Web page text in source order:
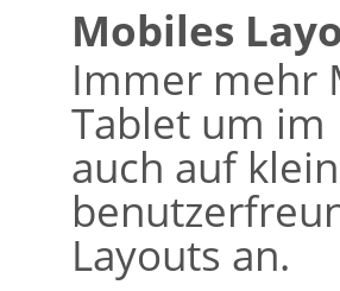
Mobiles
Immer mehr
Tablet um
auch auf
Layouts an.